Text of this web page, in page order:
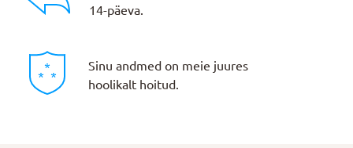
14-päeva.
Sinu andmed on meie juures
hoolikalt hoitud.